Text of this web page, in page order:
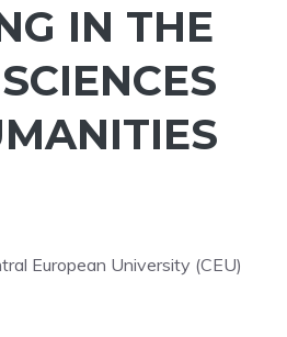
IN THE
European University (CEU)